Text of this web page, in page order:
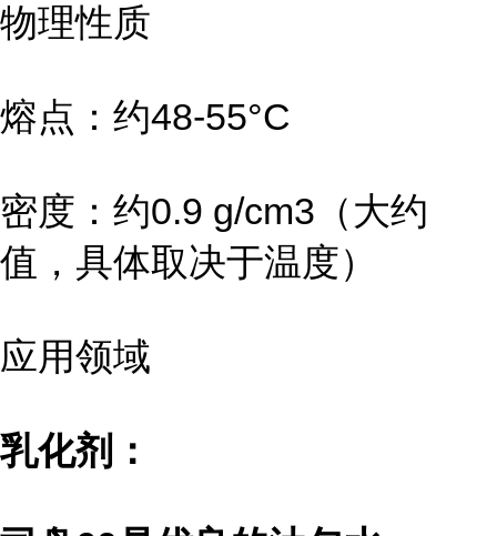
物理性质
熔点：约48-55°C
密度：约0.9 g/cm3（大约
值，具体取决于温度）
应用领域
乳化剂：